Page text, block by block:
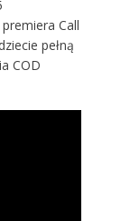
Call
pełną
COD